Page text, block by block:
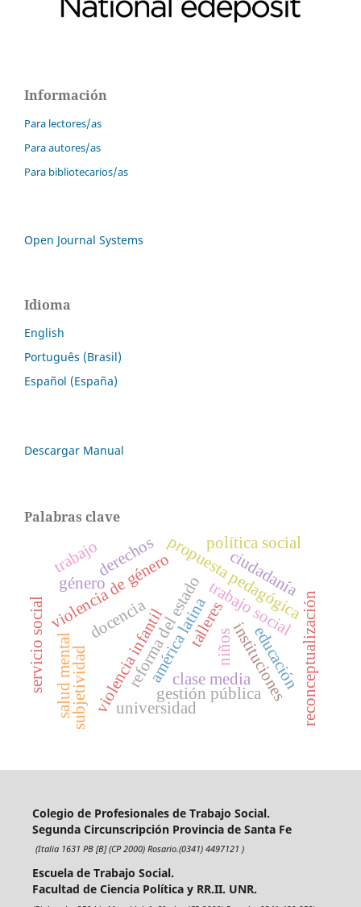
Información
Para lectores/as
Para autores/as
Para bibliotecarios/as
Open Journal Systems
Idioma
English
Português (Brasil)
Español (España)
Descargar Manual
Palabras clave
tallerestrabajo social
propuesta pedagógica
institucionesreconceptualización
américa latina
reforma del estado
gestión pública
violencia de género
violencia infantil
universidad
educación
docencia
política social
subjetividad
ciudadanía
servicio social
género
salud mental niños
derechos
clase media
trabajo
Colegio de Profesionales de Trabajo Social.
Segunda Circunscripción Provincia de Santa Fe
(Italia 1631 PB [B] (CP 2000) Rosario.(0341) 4497121 )
Escuela de Trabajo Social.
Facultad de Ciencia Política y RR.II. UNR.